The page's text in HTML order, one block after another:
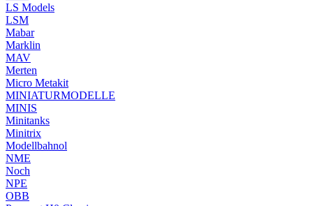
LS Models
LSM
Mabar
Marklin
MAV
Merten
Micro Metakit
MINIATURMODELLE
MINIS
Minitanks
Minitrix
Modellbahnol
NME
Noch
NPE
OBB